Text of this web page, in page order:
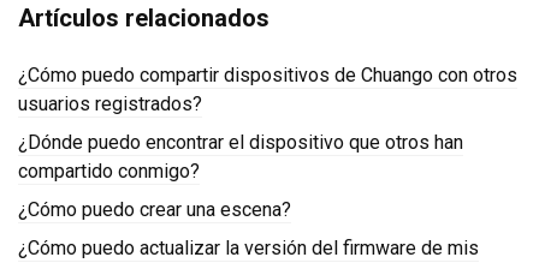
Artículos relacionados
¿Cómo puedo compartir dispositivos de Chuango con otros
usuarios registrados?
¿Dónde puedo encontrar el dispositivo que otros han
compartido conmigo?
¿Cómo puedo crear una escena?
¿Cómo puedo actualizar la versión del firmware de mis